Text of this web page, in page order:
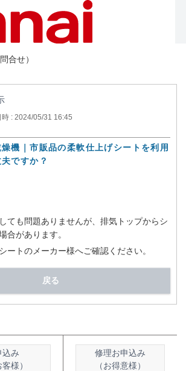
合せ）
時 : 2024/05/31 16:45
機｜市販品の柔軟仕上げシートを利用
ですか？
ても問題ありませんが、排気トップからシ
合があります。
ートのメーカー様へご確認ください。
戻る
込み
様）
修理お申込み
（お得意様）